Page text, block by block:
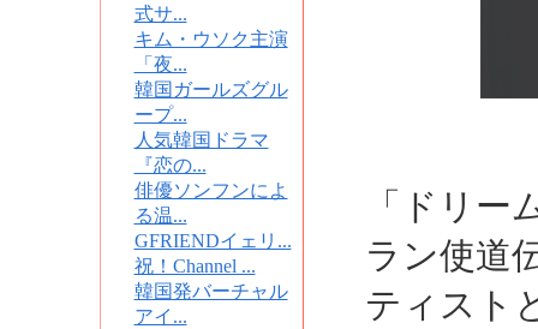
式サ...
キム・ウソク主演
「夜...
韓国ガールズグル
ープ...
人気韓国ドラマ
『恋の...
俳優ソンフンによ
る温...
GFRIENDイェリ...
祝！Channel ...
韓国発バーチャル
アイ...
「ドリー
ラン使道
ティスト